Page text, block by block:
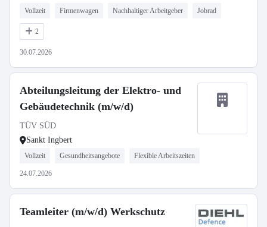
Vollzeit Firmenwagen Nachhaltiger Arbeitgeber Jobrad
2
30.07.2026
Abteilungsleitung der Elektro- und
Gebäudetechnik (m/w/d)
TÜV SÜD
Sankt Ingbert
Vollzeit Gesundheitsangebote Flexible Arbeitszeiten
24.07.2026
Teamleiter (m/w/d) Werkschutz